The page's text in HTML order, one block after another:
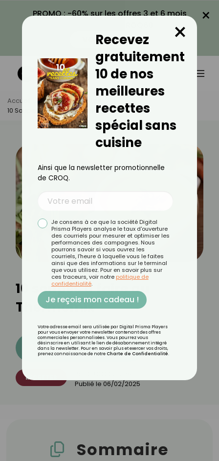
PROMO : -60% sur les offres 3 et 6 mois
VOIR LA PROMO
×
Accueil Actus
Recettes
10 Soupes À Faire Au Thermomix
10 soupes à faire au
Thermomix
Découvrez les 11 menus CROQ
RECETTES
Publié le 06/02/2025
Sommaire
Recevez
gratuitement
10 de nos
meilleures
recettes
spécial sans
cuisine
×
Ainsi que la newsletter promotionnelle
de CROQ.
Je consens à ce que la société Digital
Prisma Players analyse le taux d'ouverture
des courriels pour mesurer et optimiser les
performances des campagnes. Nous
pourrons savoir si vous ouvrez les
courriels, l'heure à laquelle vous le faites
ainsi que des informations sur le terminal
que vous utilisez. Pour en savoir plus sur
ces traceurs, voir notre politique de
confidentialité.
Je reçois mon cadeau !
Votre adresse email sera utilisée par Digital Prisma Players
pour vous envoyer votre newsletter contenant des offres
commerciales personnalisées. Vous pourrez vous
désinscrire en utilisant le lien de désabonnement intégré
dans la newsletter. Pour en savoir plus et exercer vos droits,
prenez connaissance de notre Charte de Confidentialité.